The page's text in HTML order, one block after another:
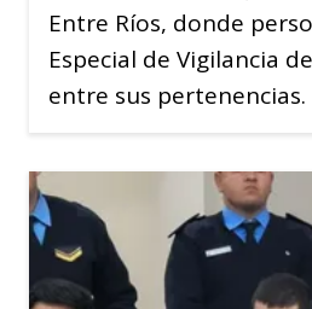
Entre Ríos, donde
Especial de Vigilancia
entre sus pertenencias.